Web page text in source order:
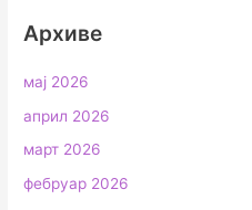
Архиве
мај 2026
април 2026
март 2026
фебруар 2026